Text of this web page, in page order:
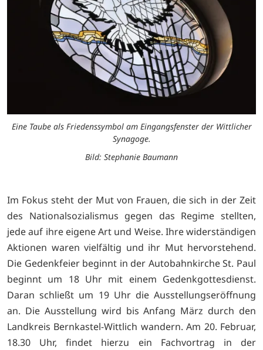
Eine Taube als Friedenssymbol am Eingangsfenster der Wittlicher
Synagoge.
Bild: Stephanie Baumann
Im Fokus steht der Mut von Frauen, die sich in der Zeit
des Nationalsozialismus gegen das Regime stellten,
jede auf ihre eigene Art und Weise. Ihre widerständigen
Aktionen waren vielfältig und ihr Mut hervorstehend.
Die Gedenkfeier beginnt in der Autobahnkirche St. Paul
beginnt um 18 Uhr mit einem Gedenkgottesdienst.
Daran schließt um 19 Uhr die Ausstellungseröffnung
an. Die Ausstellung wird bis Anfang März durch den
Landkreis Bernkastel-Wittlich wandern. Am 20. Februar,
18.30 Uhr, findet hierzu ein Fachvortrag in der